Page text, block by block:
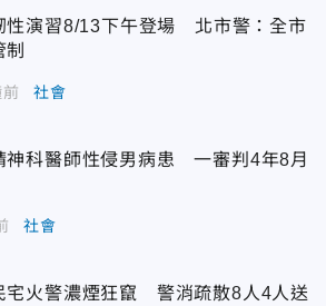
性演習8/13下午登場 北市警：全市
制
社會
神科醫師性侵男病患 一審判4年8月
社會
宅火警濃煙狂竄 警消疏散8人4人送